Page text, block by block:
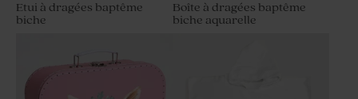
Etui à dragées baptême
biche
Boîte à dragées baptême
biche aquarelle